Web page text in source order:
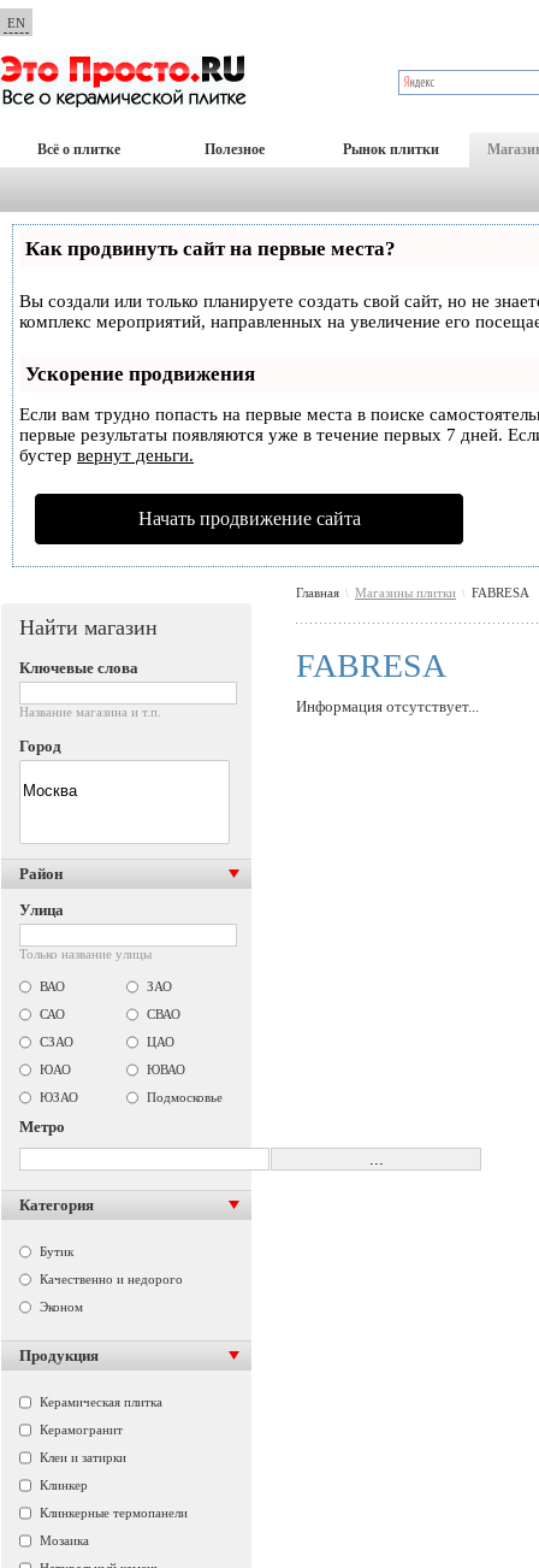
EN
Всё о плитке Полезное Рынок плитки
Как продвинуть сайт на первые места?
Вы создали или только планируете создать свой сайт, но не
комплекс мероприятий, направленных на увеличение его
Ускорение продвижения
Если вам трудно попасть на первые места в поиске
первые результаты появляются уже в течение первых 7 дней.
бустер вернут деньги.
Начать продвижение сайта
Главная \ Магазины плитки \ FABRESA
FABRESA
Информация отсутствует...
Найти магазин
Ключевые слова
Название магазина и т.п.
Город
Район
Улица
Только название улицы
ВАО
ЗАО
САО
СВАО
СЗАО
ЦАО
ЮАО
ЮВАО
ЮЗАО
Подмосковье
Метро
Категория
Бутик
Качественно и недорого
Эконом
Продукция
Керамическая плитка
Керамогранит
Клеи и затирки
Клинкер
Клинкерные термопанели
Мозаика